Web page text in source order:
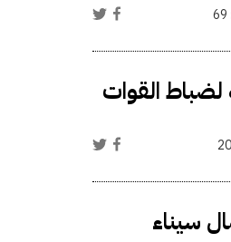
69
القوات